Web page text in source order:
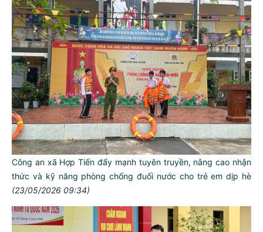
Công an xã Hợp Tiến đẩy mạnh tuyên truyền, nâng cao nhận
thức và kỹ năng phòng chống đuối nước cho trẻ em dịp hè
(23/05/2026 09:34)